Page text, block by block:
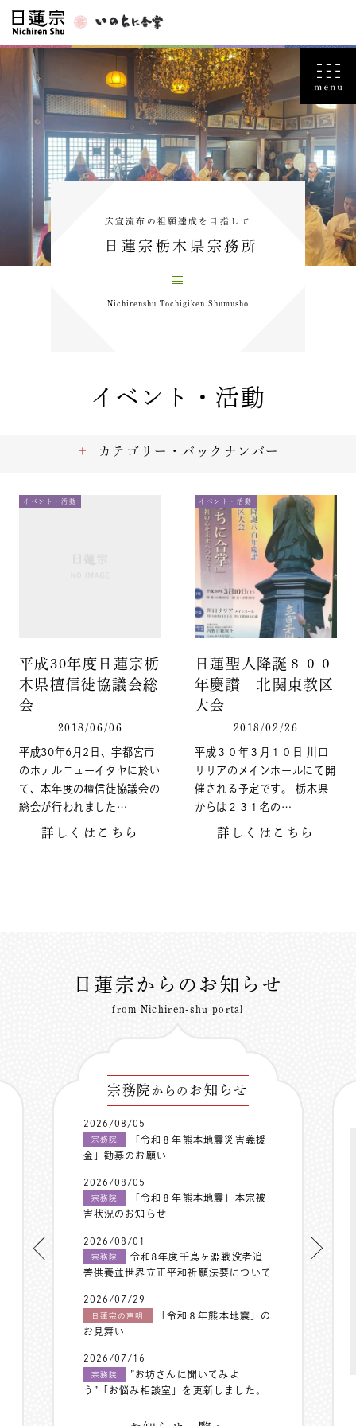
広宣流布の祖願達成を目指して
日蓮宗栃木県宗務所
Nichirenshu Tochigiken Shumusho
イベント・活動
イベント・活動
平成30年度日蓮宗栃
木県檀信徒協議会総
会
2018/06/06
平成30年6月2日、宇都宮市
のホテルニューイタヤに於い
て、本年度の檀信徒協議会の
総会が行われました…
詳しくはこちら
イベント・活動
日蓮聖人降誕８００
年慶讃 北関東教区
大会
2018/02/26
平成３０年３月１０日 川口
リリアのメインホールにて開
催される予定です。 栃木県
からは２３１名の…
詳しくはこちら
カテゴリー・バックナンバー
日蓮宗からのお知らせ
from Nichiren-shu portal
宗務院 からの お知らせ
2026/08/05
宗務院
「令和８年熊本地震災害義援
金」勧募のお願い
2026/08/05
宗務院
「令和８年熊本地震」本宗被
害状況のお知らせ
2026/08/01
宗務院
令和8年度千鳥ヶ淵戦没者追
善供養並世界立正平和祈願法要について
2026/07/29
日蓮宗の声明
「令和８年熊本地震」の
お見舞い
2026/07/16
宗務院
”お坊さんに聞いてみよ
う”「お悩み相談室」を更新しました。